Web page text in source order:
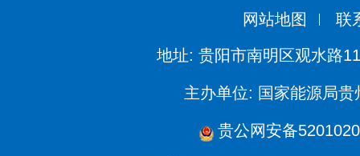
网站地图 联
地址: 贵阳市南明区观水路
主办单位: 国家能源局贵
贵公网安备